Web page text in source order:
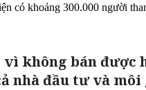
có khoảng 300.000 người
không bán
nhà đầu tư và